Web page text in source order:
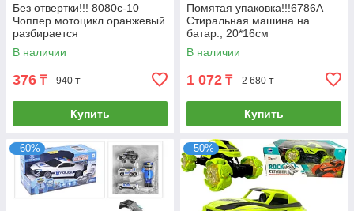
Без отвертки!!! 8080с-10
Чоппер мотоцикл оранжевый
разбирается
В наличии
376 ₸ 940 ₸
Купить
Помятая упаковка!!!6786A
Стиральная машина на
батар., 20*16см
В наличии
1 072 ₸ 2 680 ₸
Купить
–60% –50%